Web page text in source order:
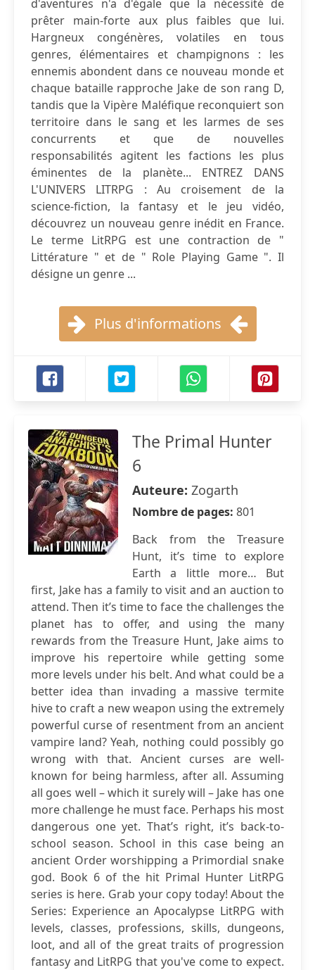
d'aventures n'a d'égale que la nécessité de
prêter main-forte aux plus faibles que lui.
Hargneux congénères, volatiles en tous
genres, élémentaires et champignons : les
ennemis abondent dans ce nouveau monde et
chaque bataille rapproche Jake de son rang D,
tandis que la Vipère Maléfique reconquiert son
territoire dans le sang et les larmes de ses
concurrents et que de nouvelles
responsabilités agitent les factions les plus
éminentes de la planète... ENTREZ DANS
L'UNIVERS LITRPG : Au croisement de la
science-fiction, la fantasy et le jeu vidéo,
découvrez un nouveau genre inédit en France.
Le terme LitRPG est une contraction de "
Littérature " et de " Role Playing Game ". Il
désigne un genre ...
Plus d'informations
The Primal Hunter
6
Auteure: Zogarth
Nombre de pages: 801
Back from the Treasure
Hunt, it’s time to explore
Earth a little more… But
first, Jake has a family to visit and an auction to
attend. Then it’s time to face the challenges the
planet has to offer, and using the many
rewards from the Treasure Hunt, Jake aims to
improve his repertoire while getting some
more levels under his belt. And what could be a
better idea than invading a massive termite
hive to craft a new weapon using the extremely
powerful curse of resentment from an ancient
vampire land? Yeah, nothing could possibly go
wrong with that. Ancient curses are well-
known for being harmless, after all. Assuming
all goes well – which it surely will – Jake has one
more challenge he must face. Perhaps his most
dangerous one yet. That’s right, it’s back-to-
school season. School in this case being an
ancient Order worshipping a Primordial snake
god. Book 6 of the hit Primal Hunter LitRPG
series is here. Grab your copy today! About the
Series: Experience an Apocalypse LitRPG with
levels, classes, professions, skills, dungeons,
loot, and all of the great traits of progression
fantasy and LitRPG that you've come to expect.